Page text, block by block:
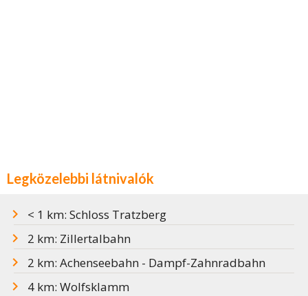
Legközelebbi látnivalók
< 1 km: Schloss Tratzberg
2 km: Zillertalbahn
2 km: Achenseebahn - Dampf-Zahnradbahn
4 km: Wolfsklamm